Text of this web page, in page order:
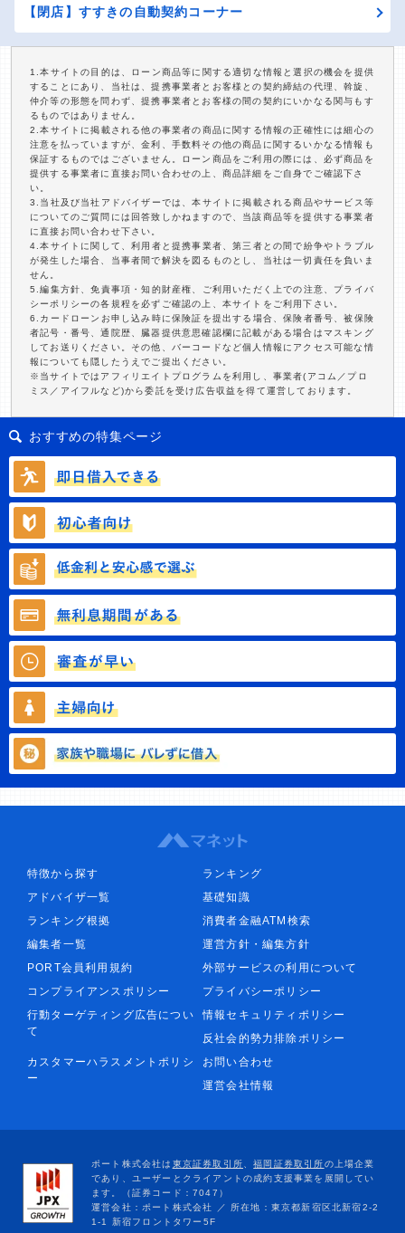
【閉店】すすきの自動契約コーナー
1.本サイトの目的は、ローン商品等に関する適切な情報と選択の機会を提供
することにあり、当社は、提携事業者とお客様との契約締結の代理、斡旋、
仲介等の形態を問わず、提携事業者とお客様の間の契約にいかなる関与もす
るものではありません。
2.本サイトに掲載される他の事業者の商品に関する情報の正確性には細心の
注意を払っていますが、金利、手数料その他の商品に関するいかなる情報も
保証するものではございません。ローン商品をご利用の際には、必ず商品を
提供する事業者に直接お問い合わせの上、商品詳細をご自身でご確認下さ
い。
3.当社及び当社アドバイザーでは、本サイトに掲載される商品やサービス等
についてのご質問には回答致しかねますので、当該商品等を提供する事業者
に直接お問い合わせ下さい。
4.本サイトに関して、利用者と提携事業者、第三者との間で紛争やトラブル
が発生した場合、当事者間で解決を図るものとし、当社は一切責任を負いま
せん。
5.編集方針、免責事項・知的財産権、ご利用いただく上での注意、プライバ
シーポリシーの各規程を必ずご確認の上、本サイトをご利用下さい。
6.カードローンお申し込み時に保険証を提出する場合、保険者番号、被保険
者記号・番号、通院歴、臓器提供意思確認欄に記載がある場合はマスキング
してお送りください。その他、バーコードなど個人情報にアクセス可能な情
報についても隠したうえでご提出ください。
※当サイトではアフィリエイトプログラムを利用し、事業者(アコム／プロ
ミス／アイフルなど)から委託を受け広告収益を得て運営しております。
おすすめの特集ページ
特徴から探す
ランキング
アドバイザ一覧
基礎知識
ランキング根拠
消費者金融ATM検索
編集者一覧
運営方針・編集方針
PORT会員利用規約
外部サービスの利用について
コンプライアンスポリシー
プライバシーポリシー
行動ターゲティング広告につい
て
情報セキュリティポリシー
反社会的勢力排除ポリシー
カスタマーハラスメントポリシ
ー
お問い合わせ
運営会社情報